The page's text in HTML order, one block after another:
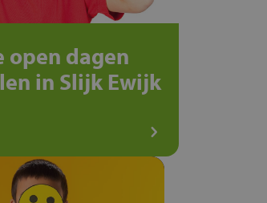
open dagen
in Slijk Ewijk